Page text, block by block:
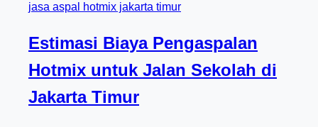
jasa aspal hotmix jakarta timur
Estimasi Biaya Pengaspalan
Hotmix untuk Jalan Sekolah di
Jakarta Timur